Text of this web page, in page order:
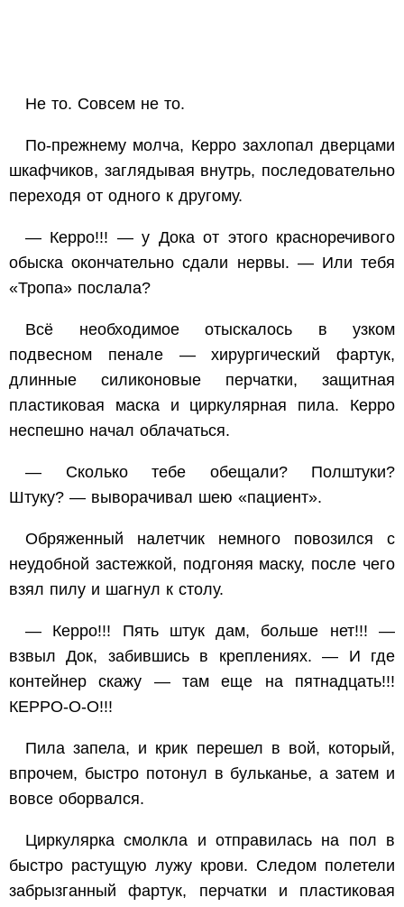
Не то. Совсем не то.
По-прежнему молча, Керро захлопал дверцами
шкафчиков, заглядывая внутрь, последовательно
переходя от одного к другому.
— Керро!!! — у Дока от этого красноречивого
обыска окончательно сдали нервы. — Или тебя
«Тропа» послала?
Всё необходимое отыскалось в узком
подвесном пенале — хирургический фартук,
длинные силиконовые перчатки, защитная
пластиковая маска и циркулярная пила. Керро
неспешно начал облачаться.
— Сколько тебе обещали? Полштуки?
Штуку? — выворачивал шею «пациент».
Обряженный налетчик немного повозился с
неудобной застежкой, подгоняя маску, после чего
взял пилу и шагнул к столу.
— Керро!!! Пять штук дам, больше нет!!! —
взвыл Док, забившись в креплениях. — И где
контейнер скажу — там еще на пятнадцать!!!
КЕРРО-О-О!!!
Пила запела, и крик перешел в вой, который,
впрочем, быстро потонул в бульканье, а затем и
вовсе оборвался.
Циркулярка смолкла и отправилась на пол в
быстро растущую лужу крови. Следом полетели
забрызганный фартук, перчатки и пластиковая